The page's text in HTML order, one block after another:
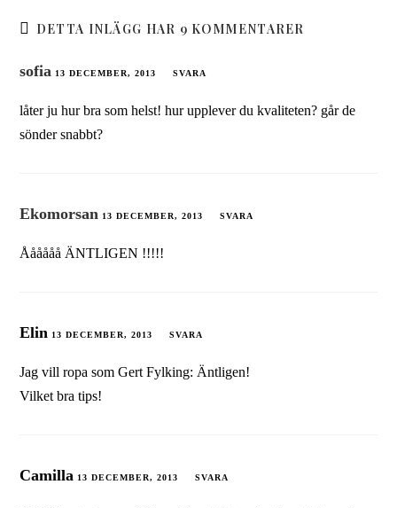
DETTA INLÄGG HAR 9 KOMMENTARER
sofia 13 DECEMBER, 2013 SVARA
låter ju hur bra som helst! hur upplever du kvaliteten? går de
sönder snabbt?
Ekomorsan 13 DECEMBER, 2013 SVARA
Åååååå ÄNTLIGEN !!!!!
Elin 13 DECEMBER, 2013 SVARA
Jag vill ropa som Gert Fylking: Äntligen!
Vilket bra tips!
Camilla 13 DECEMBER, 2013 SVARA